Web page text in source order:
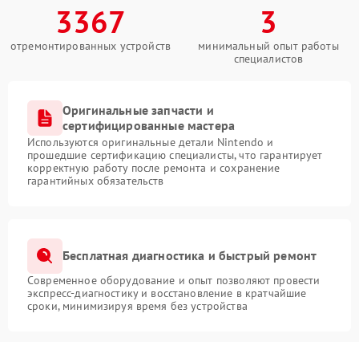
3367
отремонтированных устройств
3
минимальный опыт работы
специалистов
Оригинальные запчасти и
сертифицированные мастера
Используются оригинальные детали Nintendo и
прошедшие сертификацию специалисты, что гарантирует
корректную работу после ремонта и сохранение
гарантийных обязательств
Бесплатная диагностика и быстрый ремонт
Современное оборудование и опыт позволяют провести
экспресс-диагностику и восстановление в кратчайшие
сроки, минимизируя время без устройства